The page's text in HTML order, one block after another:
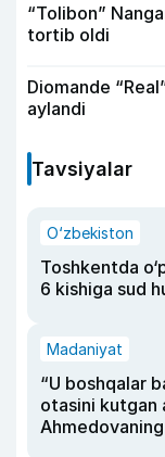
“Tolibon”
tortib oldi
Diomande
aylandi
Tavsiyalar
O‘zbekiston
Toshkentda
6 kishiga sud
Madaniyat
“U boshqalar
otasini kutgan